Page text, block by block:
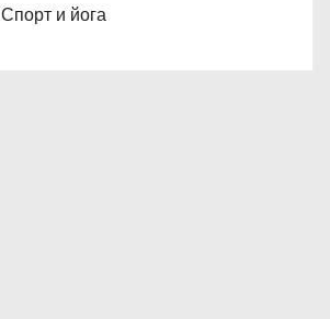
Спорт и йога